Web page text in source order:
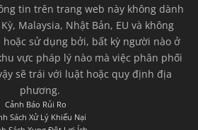
tin trên trang web này không dành
Malaysia, Nhật Bản, EU và không
sử dụng bởi, bất kỳ người nào ở
vực pháp lý nào mà việc phân phối
sẽ trái với luật hoặc quy định địa
phương.
Cảnh Báo Rủi Ro
Sách Xử Lý Khiếu Nại